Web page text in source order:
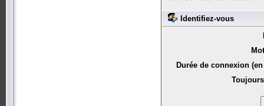
Identifiez-vous
Durée de connexion